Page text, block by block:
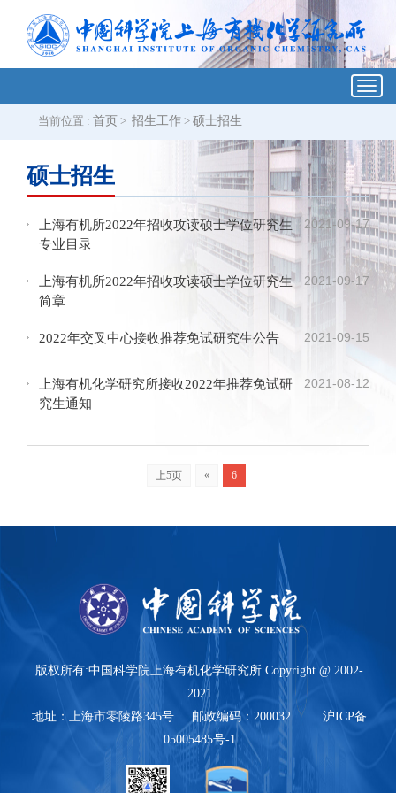
当前位置 : 首页 > 招生工作 > 硕士招生
硕士招生
2021-09-17
上海有机所2022年招收攻读硕士学位研究生
专业目录
2021-09-17
上海有机所2022年招收攻读硕士学位研究生
简章
2021-09-15
2022年交叉中心接收推荐免试研究生公告
2021-08-12
上海有机化学研究所接收2022年推荐免试研
究生通知
上5页 « 6
版权所有:中国科学院上海有机化学研究所 Copyright @ 2002-
2021
地址：上海市零陵路345号 邮政编码：200032 沪ICP备
05005485号-1